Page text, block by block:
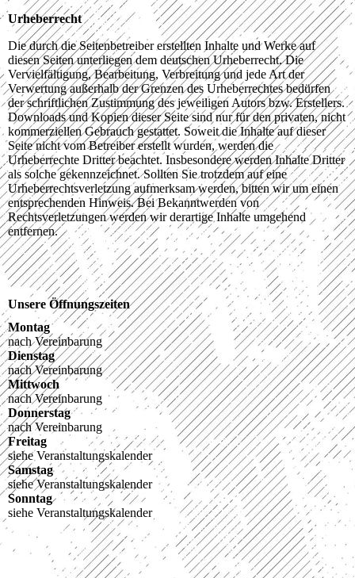
Urheberrecht
Die durch die Seitenbetreiber erstellten Inhalte und Werke auf
diesen Seiten unterliegen dem deutschen Urheberrecht. Die
Vervielfältigung, Bearbeitung, Verbreitung und jede Art der
Verwertung außerhalb der Grenzen des Urheberrechtes bedürfen
der schriftlichen Zustimmung des jeweiligen Autors bzw. Erstellers.
Downloads und Kopien dieser Seite sind nur für den privaten, nicht
kommerziellen Gebrauch gestattet. Soweit die Inhalte auf dieser
Seite nicht vom Betreiber erstellt wurden, werden die
Urheberrechte Dritter beachtet. Insbesondere werden Inhalte Dritter
als solche gekennzeichnet. Sollten Sie trotzdem auf eine
Urheberrechtsverletzung aufmerksam werden, bitten wir um einen
entsprechenden Hinweis. Bei Bekanntwerden von
Rechtsverletzungen werden wir derartige Inhalte umgehend
entfernen.
Unsere Öffnungszeiten
Montag
nach Vereinbarung
Dienstag
nach Vereinbarung
Mittwoch
nach Vereinbarung
Donnerstag
nach Vereinbarung
Freitag
siehe Veranstaltungskalender
Samstag
siehe Veranstaltungskalender
Sonntag
siehe Veranstaltungskalender